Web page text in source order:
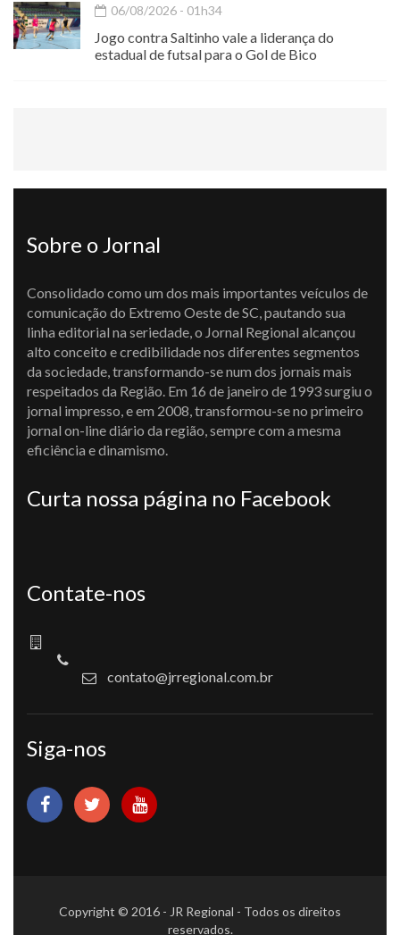
06/08/2026 - 01h34
Jogo contra Saltinho vale a liderança do
estadual de futsal para o Gol de Bico
Sobre o Jornal
Consolidado como um dos mais importantes veículos de
comunicação do Extremo Oeste de SC, pautando sua
linha editorial na seriedade, o Jornal Regional alcançou
alto conceito e credibilidade nos diferentes segmentos
da sociedade, transformando-se num dos jornais mais
respeitados da Região. Em 16 de janeiro de 1993 surgiu o
jornal impresso, e em 2008, transformou-se no primeiro
jornal on-line diário da região, sempre com a mesma
eficiência e dinamismo.
Curta nossa página no Facebook
Contate-nos
contato@jrregional.com.br
Siga-nos
Copyright © 2016 - JR Regional - Todos os direitos
reservados.